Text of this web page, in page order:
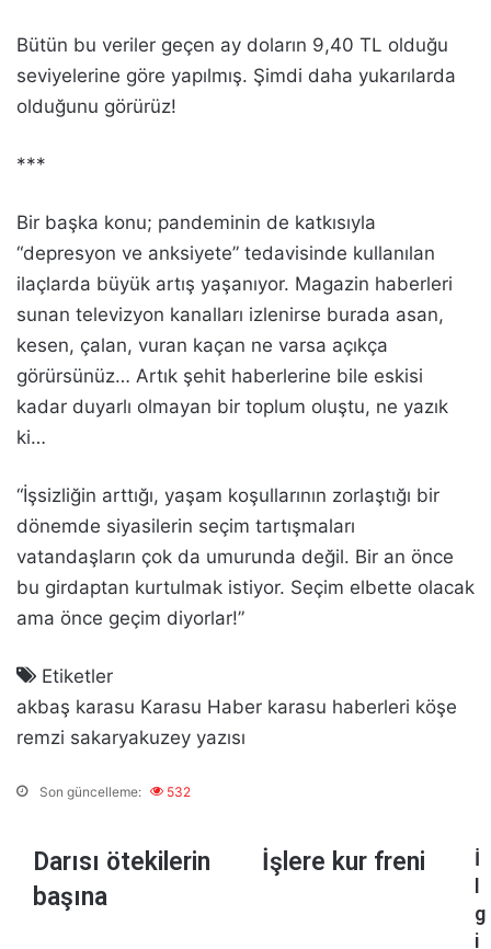
Bütün bu veriler geçen ay doların 9,40 TL olduğu
seviyelerine göre yapılmış. Şimdi daha yukarılarda
olduğunu görürüz!
***
Bir başka konu; pandeminin de katkısıyla
“depresyon ve anksiyete” tedavisinde kullanılan
ilaçlarda büyük artış yaşanıyor. Magazin haberleri
sunan televizyon kanalları izlenirse burada asan,
kesen, çalan, vuran kaçan ne varsa açıkça
görürsünüz… Artık şehit haberlerine bile eskisi
kadar duyarlı olmayan bir toplum oluştu, ne yazık
ki…
“İşsizliğin arttığı, yaşam koşullarının zorlaştığı bir
dönemde siyasilerin seçim tartışmaları
vatandaşların çok da umurunda değil. Bir an önce
bu girdaptan kurtulmak istiyor. Seçim elbette olacak
ama önce geçim diyorlar!”
Etiketler
akbaş karasu Karasu Haber karasu haberleri köşe
remzi sakaryakuzey yazısı
Son güncelleme: 532
D
r
Darısı ötekilerin
başına
İİşlere kur freni
İ
g
i